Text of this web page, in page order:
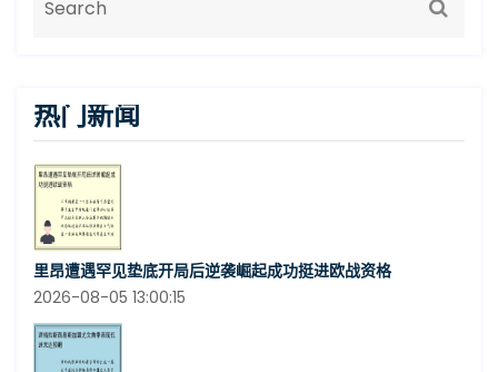
热门新闻
里昂遭遇罕见垫底开局后逆袭崛起成功挺进欧战资格
2026-08-05 13:00:15